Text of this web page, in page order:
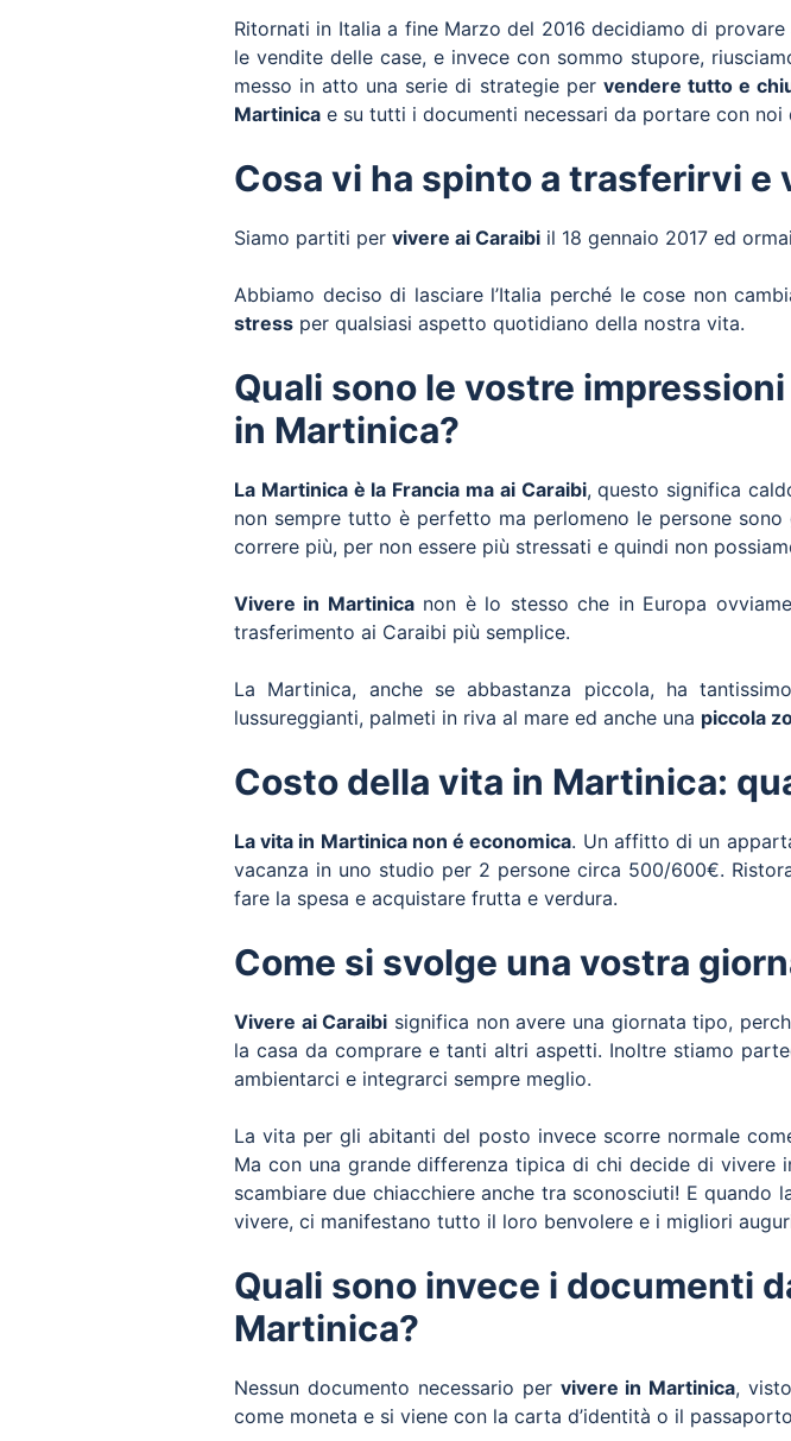
Ritornati in Italia a fine Marzo del 2016 decidiamo di
le vendite delle case, e invece con sommo stupore,
messo in atto una serie di strategie per vendere tutto e
Martinica e su tutti i documenti necessari da portare con noi
Cosa vi ha spinto a trasferirvi e
Siamo partiti per vivere ai Caraibi il 18 gennaio 2017 ed
Abbiamo deciso di lasciare l’Italia perché le cose non
stress per qualsiasi aspetto quotidiano della nostra vita.
Quali sono le vostre
in Martinica?
La Martinica è la Francia ma ai Caraibi, questo significa
non sempre tutto è perfetto ma perlomeno le persone
correre più, per non essere più stressati e quindi non
Vivere in Martinicanon è lo stesso che in Europa
trasferimento ai Caraibi più semplice.
La Martinica, anche se abbastanza piccola, ha
lussureggianti, palmeti in riva al mare ed anche una piccola
Costo della vita in Martinica:
La vita in Martinica non é economica. Un affitto di un
vacanza in uno studio per 2 persone circa 500/600€.
fare la spesa e acquistare frutta e verdura.
Come si svolge una vostra
Vivere ai Caraibi significa non avere una giornata tipo,
la casa da comprare e tanti altri aspetti. Inoltre stiamo
ambientarci e integrarci sempre meglio.
La vita per gli abitanti del posto invece scorre normale
Ma con una grande differenza tipica di chi decide di vivere
scambiare due chiacchiere anche tra sconosciuti! E
vivere, ci manifestano tutto il loro benvolere e i migliori
Quali sono invece i documenti
Martinica?
Nessun documento necessario per vivere in Martinica,
come moneta e si viene con la carta d’identità o il